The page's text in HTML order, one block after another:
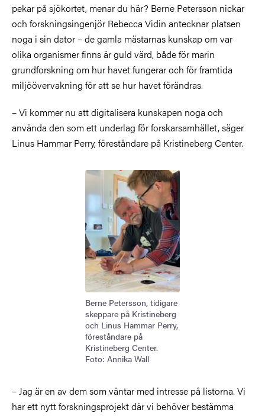
pekar på sjökortet, menar du här? Berne Petersson nickar
och forskningsingenjör Rebecca Vidin antecknar platsen
noga i sin dator – de gamla mästarnas kunskap om var
olika organismer finns är guld värd, både för marin
grundforskning om hur havet fungerar och för framtida
miljöövervakning för att se hur havet förändras.
– Vi kommer nu att digitalisera kunskapen noga och
använda den som ett underlag för forskarsamhället, säger
Linus Hammar Perry, föreståndare på Kristineberg Center.
Bild
Berne Petersson, tidigare
skeppare på Kristineberg
och Linus Hammar Perry,
föreståndare på
Kristineberg Center.
Foto: Annika Wall
– Jag är en av dem som väntar med intresse på listorna. Vi
har ett nytt forskningsprojekt där vi behöver bestämma